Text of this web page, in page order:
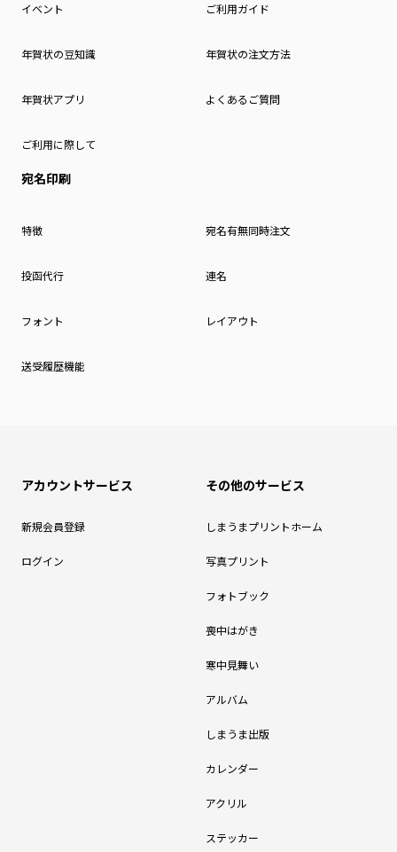
イベント ご利用ガイド
年賀状の豆知識 年賀状の注文方法
年賀状アプリ よくあるご質問
ご利用に際して
宛名印刷
特徴 宛名有無同時注文
投函代行 連名
フォント レイアウト
送受履歴機能
アカウントサービス
新規会員登録
ログイン
その他のサービス
しまうまプリントホーム
写真プリント
フォトブック
喪中はがき
寒中見舞い
アルバム
しまうま出版
カレンダー
アクリル
ステッカー